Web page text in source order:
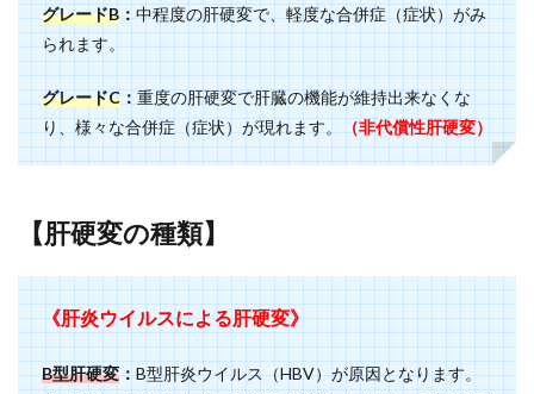
グレードB：中程度の肝硬変で、軽度な合併症（症状）がみ
られます。
グレードC：重度の肝硬変で肝臓の機能が維持出来なくな
り、様々な合併症（症状）が現れます。
（非代償性肝硬変）
【肝硬変の種類】
《肝炎ウイルスによる肝硬変》
B型肝硬変：B型肝炎ウイルス（HBV）が原因となります。